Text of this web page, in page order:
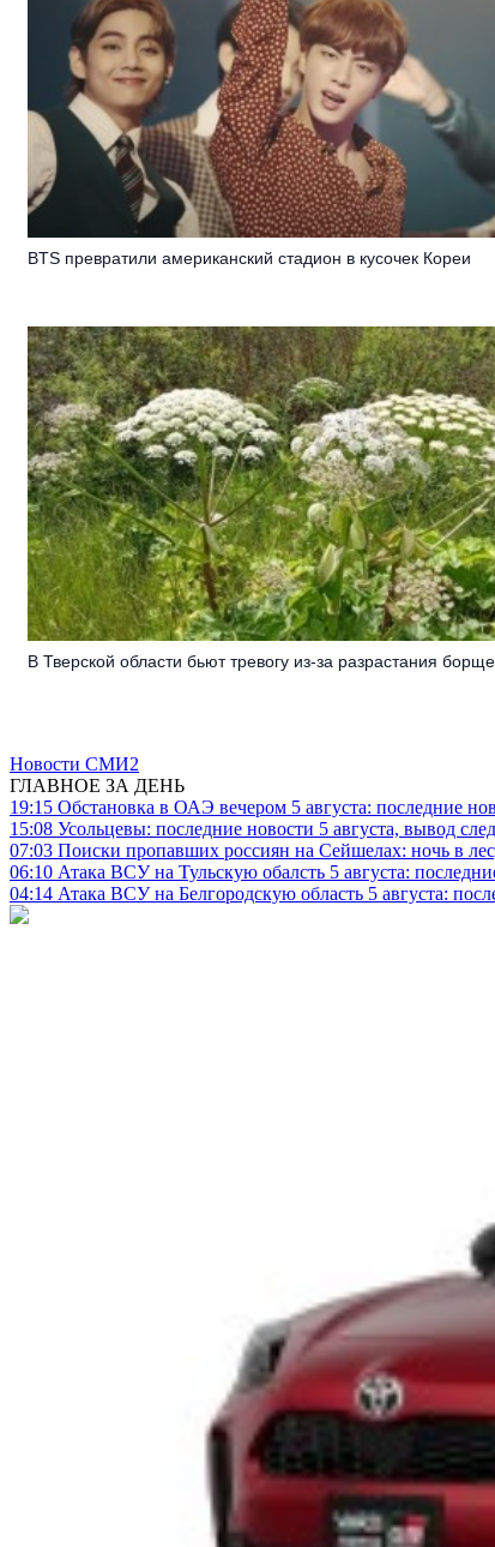
BTS превратили американский стадион в кусочек Кореи
В Тверской области бьют тревогу из-за разрастания
Новости СМИ2
ГЛАВНОЕ ЗА ДЕНЬ
19:15 Обстановка в ОАЭ вечером 5 августа: последние
15:08 Усольцевы: последние новости 5 августа, вывод
07:03 Поиски пропавших россиян на Сейшелах: ночь в
06:10 Атака ВСУ на Тульскую обалсть 5 августа:
04:14 Атака ВСУ на Белгородскую область 5 августа: